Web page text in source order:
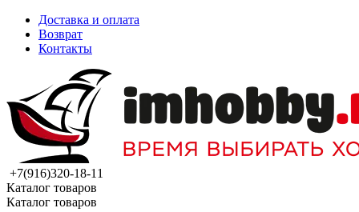
Доставка и оплата
Возврат
Контакты
+7(916)320-18-11
Каталог товаров
Каталог товаров